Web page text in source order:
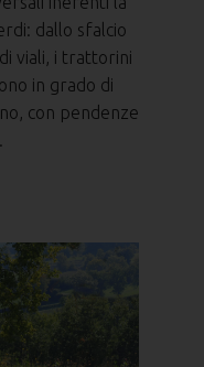
dallo sfalcio
viali, i trattorini
in grado di
con pendenze